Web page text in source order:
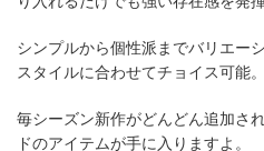
シンプルから個性派までバリエー
スタイルに合わせてチョイス可能。
毎シーズン新作がどんどん追加さ
ドのアイテムが手に入りますよ。